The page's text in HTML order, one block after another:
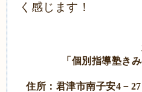
く感じます！
「個別指導塾き
住所：君津市南子安4－